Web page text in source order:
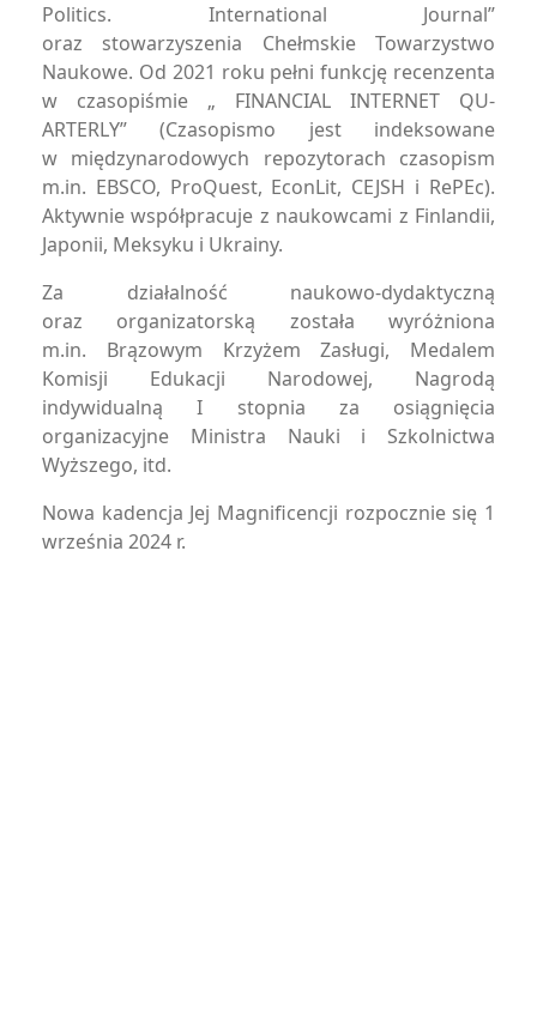
Politics. International Journal”
oraz stowarzyszenia Chełmskie Towarzystwo
Naukowe. Od 2021 roku pełni funkcję recenzenta
w czasopiśmie „ FINANCIAL INTERNET QU-
ARTERLY” (Czasopismo jest indeksowane
w międzynarodowych repozytorach czasopism
m.in. EBSCO, ProQuest, EconLit, CEJSH i RePEc).
Aktywnie współpracuje z naukowcami z Finlandii,
Japonii, Meksyku i Ukrainy.
Za działalność naukowo-dydaktyczną
oraz organizatorską została wyróżniona
m.in. Brązowym Krzyżem Zasługi, Medalem
Komisji Edukacji Narodowej, Nagrodą
indywidualną I stopnia za osiągnięcia
organizacyjne Ministra Nauki i Szkolnictwa
Wyższego, itd.
Nowa kadencja Jej Magnificencji rozpocznie się 1
września 2024 r.